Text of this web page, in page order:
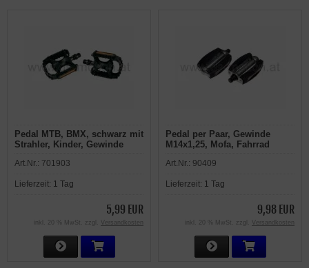
Pedal MTB, BMX, schwarz mit
Strahler, Kinder, Gewinde
Art.Nr.: 701903
Lieferzeit: 1 Tag
5,99 EUR
inkl. 20 % MwSt. zzgl. Versandkosten
Pedal per Paar, Gewinde
M14x1,25, Mofa, Fahrrad
Art.Nr.: 90409
Lieferzeit: 1 Tag
9,98 EUR
inkl. 20 % MwSt. zzgl. Versandkosten